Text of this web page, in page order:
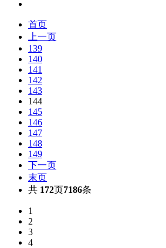
首页
上一页
139
140
141
142
143
144
145
146
147
148
149
下一页
末页
共 172页7186条
1
2
3
4